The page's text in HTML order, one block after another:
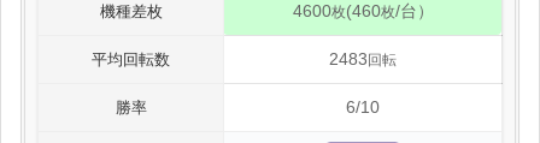
機種差枚 4600枚(460枚/台）
平均回転数 2483 回転
勝率 6/10